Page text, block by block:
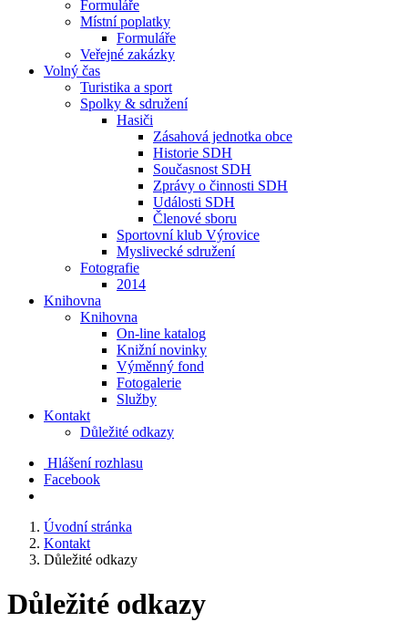
Formuláře
Místní poplatky
Formuláře
Veřejné zakázky
Volný čas
Turistika a sport
Spolky & sdružení
Hasiči
Zásahová jednotka obce
Historie SDH
Současnost SDH
Zprávy o činnosti SDH
Události SDH
Členové sboru
Sportovní klub Výrovice
Myslivecké sdružení
Fotografie
2014
Knihovna
Knihovna
On-line katalog
Knižní novinky
Výměnný fond
Fotogalerie
Služby
Kontakt
Důležité odkazy
Hlášení rozhlasu
Facebook
Úvodní stránka
Kontakt
Důležité odkazy
Důležité odkazy